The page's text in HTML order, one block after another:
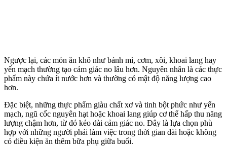
Ngược lại, các món ăn khô như bánh mì, cơm, xôi, khoai lang hay
yến mạch thường tạo cảm giác no lâu hơn. Nguyên nhân là các thực
phẩm này chứa ít nước hơn và thường có mật độ năng lượng cao
hơn.
Đặc biệt, những thực phẩm giàu chất xơ và tinh bột phức như yến
mạch, ngũ cốc nguyên hạt hoặc khoai lang giúp c‌ơ th‌ể hấp thu năng
lượng chậm hơn, từ đó kéo dài cảm giác no. Đây là lựa chọn phù
hợp với những người phải làm việc trong thời gian dài hoặc không
có điều kiện ăn thêm bữa phụ giữa buổi.